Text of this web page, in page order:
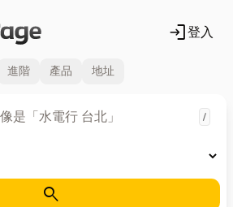
login登入
進階 產品 地址
/
search